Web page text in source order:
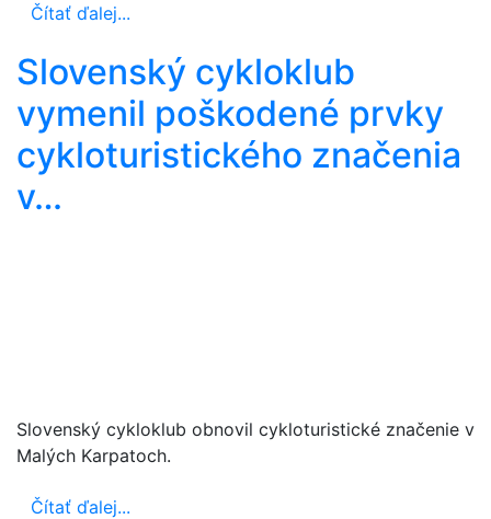
Čítať ďalej...
Slovenský cykloklub
vymenil poškodené prvky
cykloturistického značenia
v…
Slovenský cykloklub obnovil cykloturistické značenie v
Malých Karpatoch.
Čítať ďalej...